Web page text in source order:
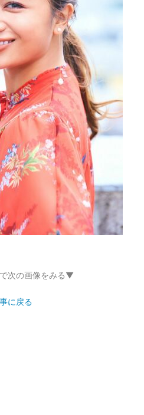
次の画像をみる▼
に戻る